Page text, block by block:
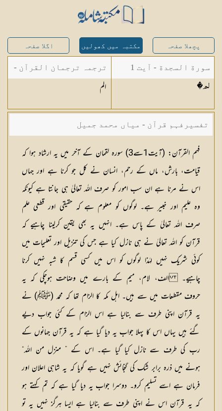
پچھلا صفحہ مکتبہ میں کھولیں اگلا صفحہ
سورة السجدة - آیت 1
�لم
ترجمہ ترجمان القرآن -
مولانا ابوالکلام آزاد
الم
تفسیرفہم قرآن - میاں محمد جمیل
فہم القرآن: (آیت1سے3)
سورہ لقمان کے آخر میں یہ ارشاد ہوا کہ
قیامت، بارش، ماں کے رحم، انسان نے کل جو کرنا ہے اور جہاں
اس نے مرنا ہے ان سب امور کو صرف اللہ تعالیٰ ہی جانتا ہے کیونکہ
وہ علیم اور خبیر ہے۔ لوگوں کو معلوم ہے کہ حقیقی اور قطعی علم
صرف اللہ تعالیٰ کے پاس ہے۔ انہیں یہ بھی یقین کرلینا چاہیے کہ
قرآن کو اللہ تعالیٰ نے ہی نازل کیا ہے جس کی تنزیل اور تعلیمات میں
کوئی شریک نہیں لہٰذا لوگوں کو اس میں کسی قسم کا شبہ نہیں کرنا
چاہیے۔ الف، لام، میم کے بارے میں وضاحت ہوچکی کہ یہ
حروف مقطعات میں سے ہیں۔ اہل مکہ کا الزام تھا کہ محمد (ﷺ) نے
یہ قرآن اپنی طرف سے بنالیا ہے اس الزام کے کئی جواب دیے
گئے ہیں یہاں اس کا پہلا جواب یہ دیا گیا ہے کہ یہ قرآن جہانوں کے
رب کی طرف سے نازل کیا گیا ہے۔ اس کے ” منزل من اللہ“
ہونے میں ذرہ برابر شک کی گنجائش نہیں ہے گویا کہ یہ شاہی اعلان اور
فرمان ہے اسے تسلیم کرو۔ دوسرا جواب یہ دیا گیا ہے کہ تم کہتے ہو
کہ یہ قرآن اس نے اپنی طرف سے بنالیا ہے ایسا ہرگز نہیں یہ تو